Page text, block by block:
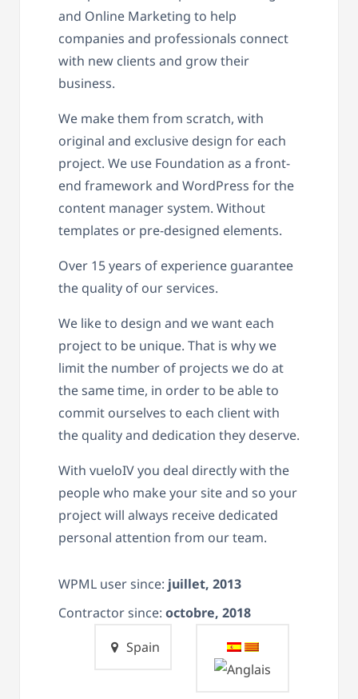
and Online Marketing to help
companies and professionals connect
with new clients and grow their
business.
We make them from scratch, with
original and exclusive design for each
project. We use Foundation as a front-
end framework and WordPress for the
content manager system. Without
templates or pre-designed elements.
Over 15 years of experience guarantee
the quality of our services.
We like to design and we want each
project to be unique. That is why we
limit the number of projects we do at
the same time, in order to be able to
commit ourselves to each client with
the quality and dedication they deserve.
With vueloIV you deal directly with the
people who make your site and so your
project will always receive dedicated
personal attention from our team.
WPML user since: juillet, 2013
Contractor since: octobre, 2018
Spain